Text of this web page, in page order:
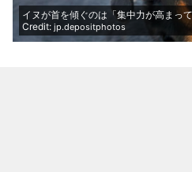
イヌが首を傾ぐのは「集中力が高まっ
Credit: jp.depositphotos